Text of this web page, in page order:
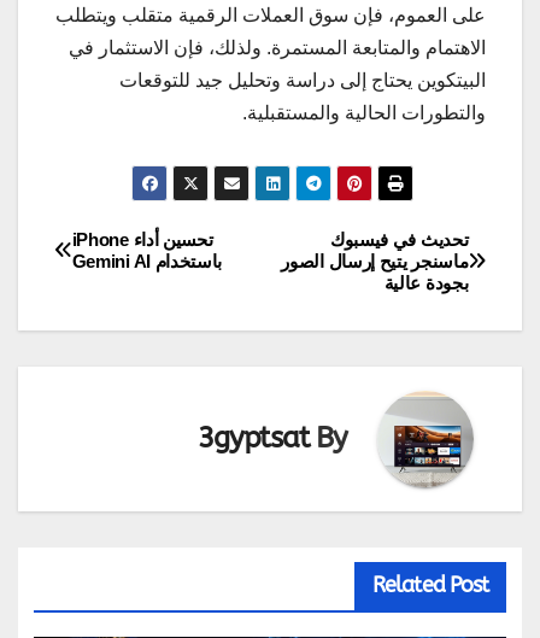
على العموم، فإن سوق العملات الرقمية متقلب ويتطلب
الاهتمام والمتابعة المستمرة. ولذلك، فإن الاستثمار في
البيتكوين يحتاج إلى دراسة وتحليل جيد للتوقعات
والتطورات الحالية والمستقبلية.
تصفّح
المقالات
تحسين أداء iPhone
باستخدام Gemini AI
تحديث في فيسبوك
ماسنجر يتيح إرسال الصور
بجودة عالية
By
3gyptsat
Related Post